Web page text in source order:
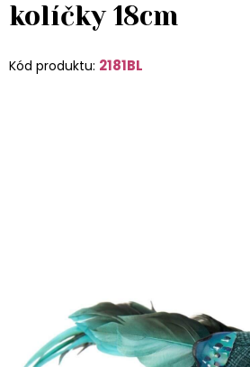
kolíčky 18cm
Kód produktu: 2181BL